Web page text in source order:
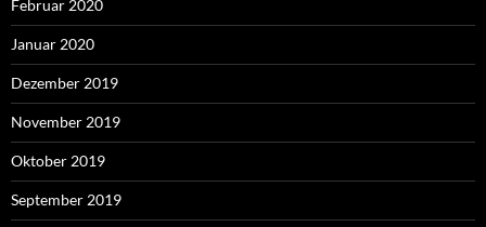
Februar 2020
Januar 2020
Dezember 2019
November 2019
Oktober 2019
September 2019